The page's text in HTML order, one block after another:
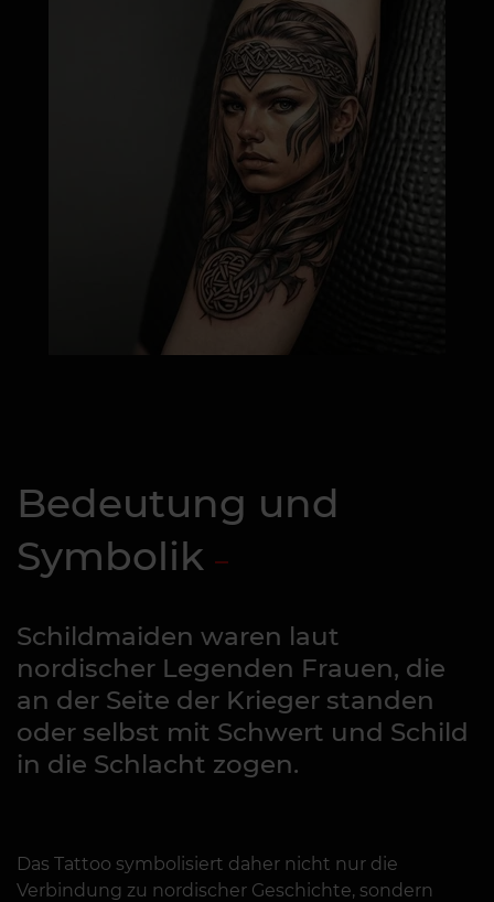
Bedeutung und
Symbolik
Schildmaiden waren laut
nordischer Legenden Frauen, die
an der Seite der Krieger standen
oder selbst mit Schwert und Schild
in die Schlacht zogen.
Das Tattoo symbolisiert daher nicht nur die
Verbindung zu nordischer Geschichte, sondern